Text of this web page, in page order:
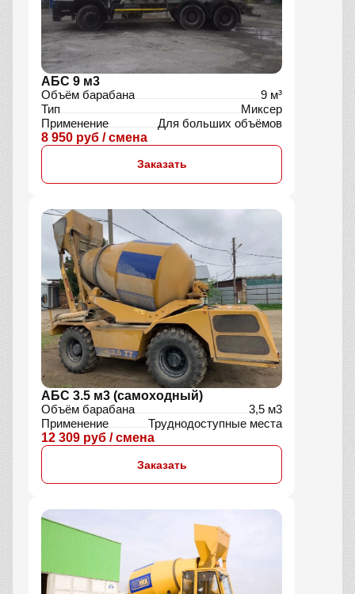
АБС 9 м3
Объём барабана
9 м³
Тип
Миксер
Применение
Для больших объёмов
8 950 руб / смена
Заказать
АБС 3.5 м3 (самоходный)
Объём барабана
3,5 м3
Применение
Труднодоступные места
12 309 руб / смена
Заказать